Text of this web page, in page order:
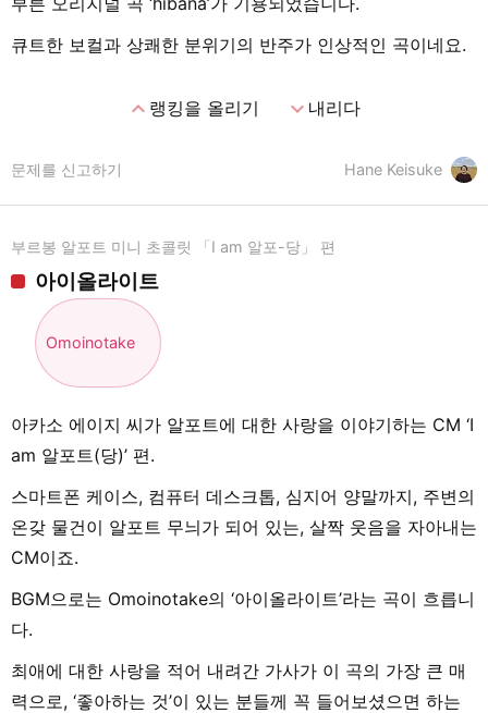
큐트한 보컬과 상쾌한 분위기의 반주가 인상적인 곡이네요.
expand_less랭킹을 올리기 expand_more내리다
Hane Keisuke
문제를 신고하기
부르봉 알포트 미니 초콜릿 「I am 알포-당」 편
아이올라이트
Omoinotake
아카소 에이지 씨가 알포트에 대한 사랑을 이야기하는 CM ‘I
am 알포트(당)’ 편.
스마트폰 케이스, 컴퓨터 데스크톱, 심지어 양말까지, 주변의
온갖 물건이 알포트 무늬가 되어 있는, 살짝 웃음을 자아내는
CM이죠.
BGM으로는 Omoinotake의 ‘아이올라이트’라는 곡이 흐릅니
다.
최애에 대한 사랑을 적어 내려간 가사가 이 곡의 가장 큰 매
력으로, ‘좋아하는 것’이 있는 분들께 꼭 들어보셨으면 하는